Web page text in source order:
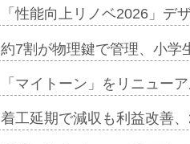
「性能向上リノベ2026」デ
約7割が物理鍵で管理、小
「マイトーン」をリニュー
着工延期で減収も利益改善